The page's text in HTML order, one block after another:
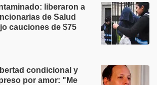
liberaron a
de Salud
cauciones de $75
condicional y
por amor: "Me